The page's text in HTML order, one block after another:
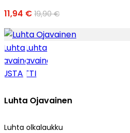
11,94 € 19,90 €
Luhta Ojavainen
Luhta olkalaukku